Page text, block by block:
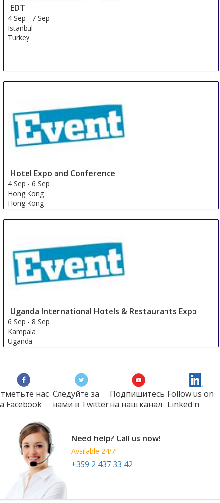
EDT
4 Sep - 7 Sep
Istanbul
Turkey
Hotel Expo and Conference
4 Sep -6 Sep
Hong Kong
Hong Kong
Uganda International Hotels & Restaurants Expo
6 Sep -8 Sep
Kampala
Uganda
нас
Faсеbook
Следуйте за
нами в Twitter
Подпишитесь
на наш канал
Follow us on
LinkedIn
Need help? Call us now!
Available 24/7!
+359 2 437 33 42